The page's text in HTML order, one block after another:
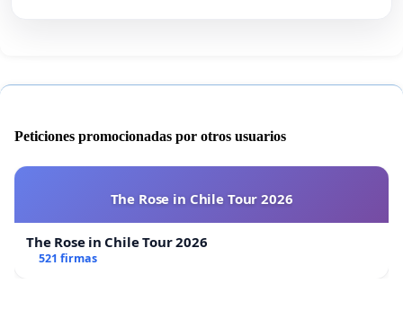
Peticiones promocionadas por otros usuarios
The Rose in Chile Tour 2026
The Rose in Chile Tour 2026
521 firmas